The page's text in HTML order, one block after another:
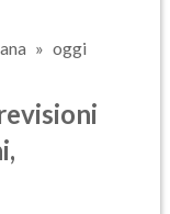
oggi